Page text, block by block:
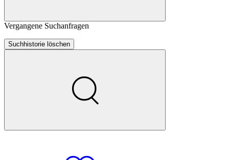
Vergangene Suchanfragen
Suchhistorie löschen